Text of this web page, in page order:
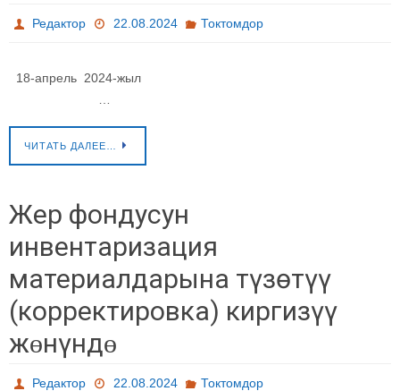
Редактор 22.08.2024 Токтомдор
18-апрель 2024-жыл
…
ЧИТАТЬ ДАЛЕЕ…
Жер фондусун
инвентаризация
материалдарына түзөтүү
(корректировка) киргизүү
жɵнүндɵ
Редактор 22.08.2024 Токтомдор